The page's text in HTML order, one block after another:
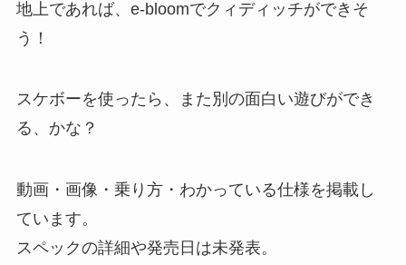
地上であれば、e-bloomでクィディッチができそ
う！
スケボーを使ったら、また別の面白い遊びができ
る、かな？
動画・画像・乗り方・わかっている仕様を掲載し
ています。
スペックの詳細や発売日は未発表。